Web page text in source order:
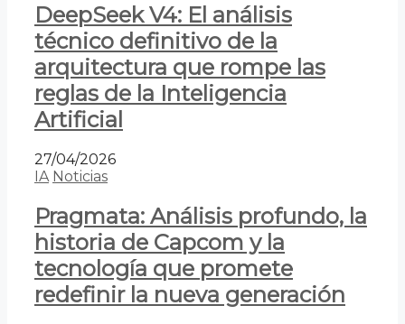
DeepSeek V4: El análisis
técnico definitivo de la
arquitectura que rompe las
reglas de la Inteligencia
Artificial
27/04/2026
IA Noticias
Pragmata: Análisis profundo, la
historia de Capcom y la
tecnología que promete
redefinir la nueva generación